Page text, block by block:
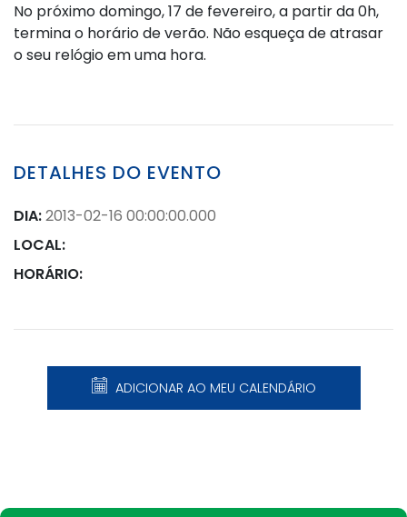
No próximo domingo, 17 de fevereiro, a partir da 0h,
termina o horário de verão. Não esqueça de atrasar
o seu relógio em uma hora.
DETALHES DO EVENTO
DIA:2013-02-16 00:00:00.000
LOCAL:
HORÁRIO:
ADICIONAR AO MEU CALENDÁRIO